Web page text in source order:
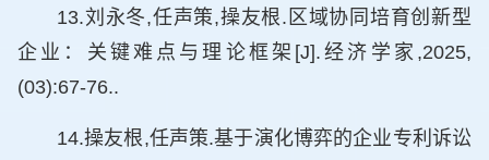
13.刘永冬,任声策,操友根.区域协同培育创新型
企业：关键难点与理论框架[J].经济学家,2025,
(03):67-76..
14.操友根,任声策.基于演化博弈的企业专利诉讼